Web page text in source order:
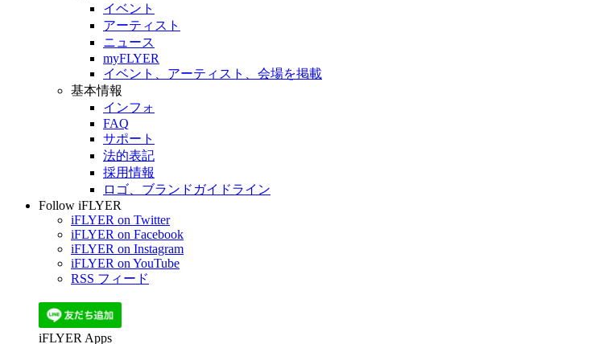
イベント
アーティスト
ニュース
myFLYER
イベント、アーティスト、会場を掲載
基本情報
インフォ
FAQ
サポート
法的表記
採用情報
ロゴ、ブランドガイドライン
Follow iFLYER
iFLYER on Twitter
iFLYER on Facebook
iFLYER on Instagram
iFLYER on YouTube
RSS フィード
iFLYER Apps